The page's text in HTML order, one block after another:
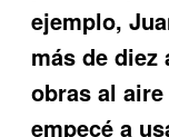
ejemplo,
más de diez
obras al
empecé a